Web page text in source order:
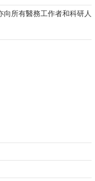
所有醫務工作者和科研人